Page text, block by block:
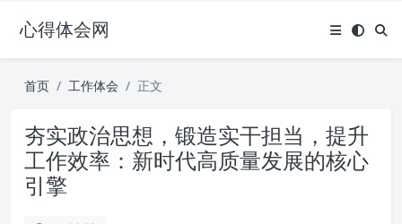
心得体会网
首页 工作体会 正文
夯实政治思想，锻造实干担当，提升
工作效率：新时代高质量发展的核心
引擎